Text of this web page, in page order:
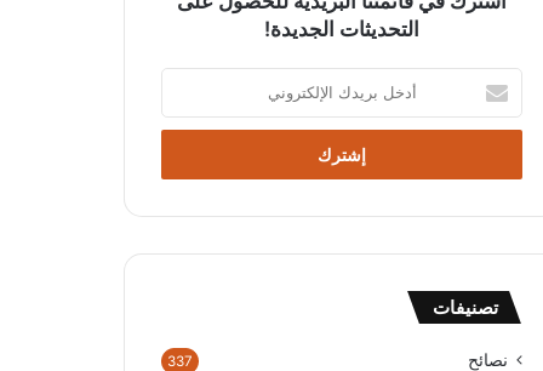
التحديثات الجديدة!
بريدك
الإلكتروني
تصنيفات
نصائح 337